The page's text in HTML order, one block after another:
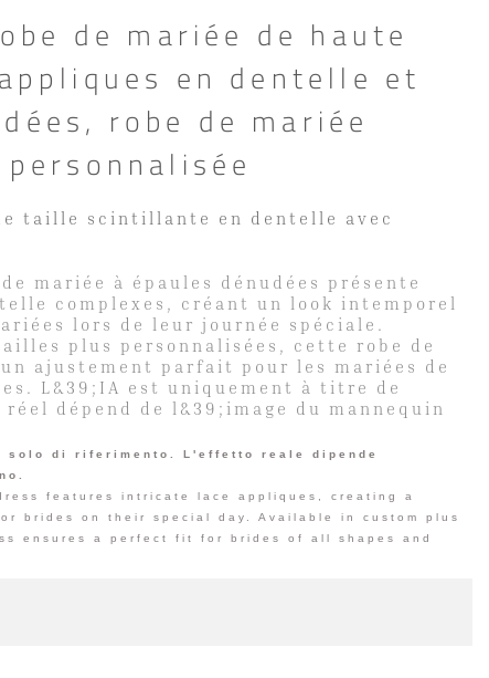
de mariée de haute
en dentelle et
robe de mariée
taille scintillante en dentelle avec
de mariée à épaules dénudées présente
complexes, créant un look intemporel
lors de leur journée spéciale.
plus personnalisées, cette robe de
ajustement parfait pour les mariées de
L&39;IA est uniquement à titre de
dépend de l&39;image du mannequin
di riferimento. L'effetto reale dipende
features intricate lace appliques, creating a
brides on their special day. Available in custom plus
ensures a perfect fit for brides of all shapes and